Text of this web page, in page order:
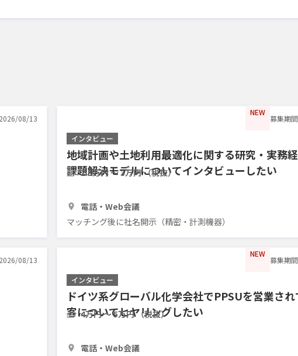
08/13
NEW
募集期
インタビュー
地域計画や土地利用最適化に関する研究・実務
課題解決モデルについてインタビューしたい
2.3万円 〜 3万円 （税抜）
電話・Web会議
マッチング後に社名開示（精密・計測機器）
08/13
NEW
募集期
インタビュー
ドイツ系グローバル化学会社でPPSUを営業さ
客についてヒヤリングしたい
4万円 〜 5万円 （税抜）
電話・Web会議